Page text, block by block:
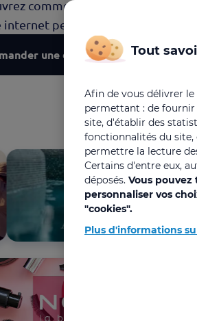
comment notre plateforme
internet permet d'offrir les
une démo Tout
Afin de vous délivrer
permettant : de
site, d'établir des
fonctionnalités du site,
permettre la lecture
Certains d'entre eux,
déposés. Vous
personnaliser vos
"cookies".
Plus d'informations